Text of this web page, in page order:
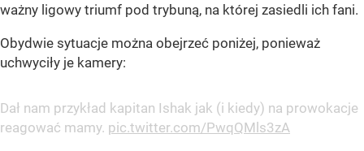
ważny ligowy triumf pod trybuną, na której zasiedli ich fani.
Obydwie sytuacje można obejrzeć poniżej, ponieważ
uchwyciły je kamery:
Dał nam przykład kapitan Ishak jak (i kiedy) na prowokacje
reagować mamy. pic.twitter.com/PwqQMls3zA